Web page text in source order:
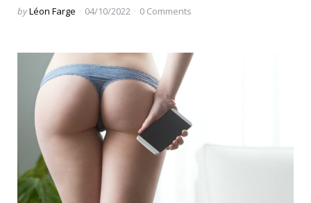
Posted
byLéon Farge 04/10/2022 0 Comments